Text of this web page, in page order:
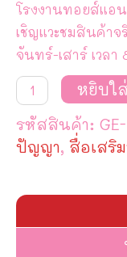
โรงงานทอยส์แอ
เชิญแวะชมสินค้า
จันทร์-เสาร์ เวลา
จำนวน
กระดาน
ภาพ
ตัด
ต่อ
มี
รูป
สัตว์
หยิบใ
รหัสสินค้า:
ปัญญา, สื่อเสริ